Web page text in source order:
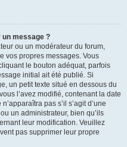
message ?
ou un modérateur du forum,
vos propres messages. Vous
le bouton adéquat, parfois
initial ait été publié. Si
un petit texte situé en dessous du
l’avez modifié, contenant la date
pas s’il s’agit d’une
un administrateur, bien qu’ils
leur modification. Veuillez
pas supprimer leur propre